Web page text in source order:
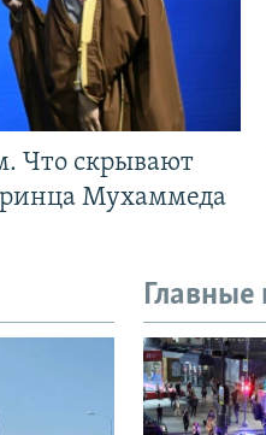
Что скрывают
Мухаммеда
Главные